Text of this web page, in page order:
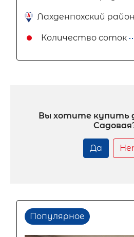
Лахденпохский район
Количество соток
Вы хотите купить
Да
Популярное